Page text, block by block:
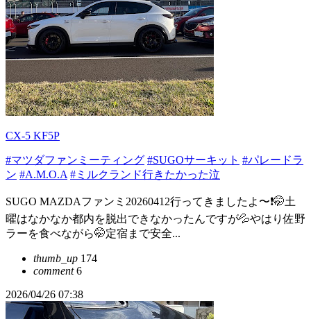
CX-5 KF5P
#マツダファンミーティング #SUGOサーキット #パレードラ
ン #A.M.O.A #ミルクランド行きたかった泣
SUGO MAZDAファンミ20260412行ってきましたよ〜❗️🤭土
曜はなかなか都内を脱出できなかったんですが💦やはり佐野
ラーを食べながら🤭定宿まで安全...
thumb_up 174
comment6
2026/04/26 07:38